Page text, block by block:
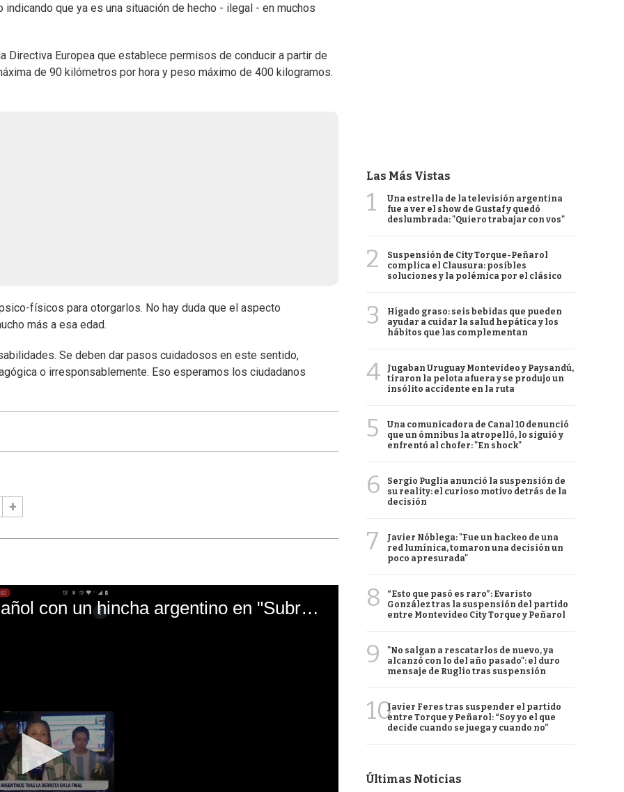
que ya es una situación de hecho - ilegal - en muchos
Directiva Europea que establece permisos de conducir a partir de
de 90 kilómetros por hora y peso máximo de 400 kilogramos.
físicos para otorgarlos. No hay duda que el aspecto
más a esa edad.
Se deben dar pasos cuidadosos en este sentido,
o irresponsablemente. Eso esperamos los ciudadanos
El mal momento de Yanina Gasañol con un hincha argentino en "Subrayado"
Las Más Vistas
1
Una estrella de la televisión argentina
fue a ver el show de Gustaf y quedó
deslumbrada: "Quiero trabajar con vos"
2
Suspensión de City Torque-Peñarol
complica el Clausura: posibles
soluciones y la polémica por el clásico
3
Hígado graso: seis bebidas que pueden
ayudar a cuidar la salud hepática y los
hábitos que las complementan
4
Jugaban Uruguay Montevideo y Paysandú,
tiraron la pelota afuera y se produjo un
insólito accidente en la ruta
5
Una comunicadora de Canal 10 denunció
que un ómnibus la atropelló, lo siguió y
enfrentó al chofer: "En shock"
6
Sergio Puglia anunció la suspensión de
su reality: el curioso motivo detrás de la
decisión
7
Javier Nóblega: "Fue un hackeo de una
red lumínica, tomaron una decisión un
poco apresurada"
8
“Esto que pasó es raro”: Evaristo
González tras la suspensión del partido
entre Montevideo City Torque y Peñarol
9
"No salgan a rescatarlos de nuevo, ya
alcanzó con lo del año pasado": el duro
mensaje de Ruglio tras suspensión
10Javier Feres tras suspender el partido
entre Torque y Peñarol: “Soy yo el que
decide cuando se juega y cuando no”
Últimas Noticias